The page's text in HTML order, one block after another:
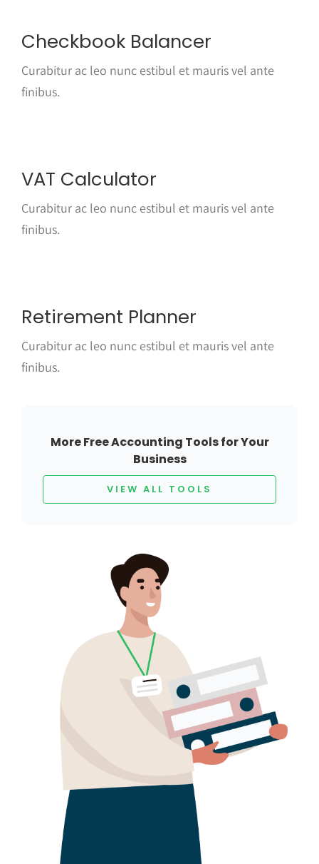
Checkbook Balancer
Curabitur ac leo nunc estibul et mauris vel ante
finibus.
VAT Calculator
Curabitur ac leo nunc estibul et mauris vel ante
finibus.
Retirement Planner
Curabitur ac leo nunc estibul et mauris vel ante
finibus.
More Free Accounting Tools for Your
Business
VIEW ALL TOOLS